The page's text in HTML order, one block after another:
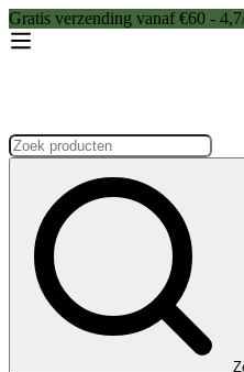
Gratis verzending vanaf €60 -
Zoeken: